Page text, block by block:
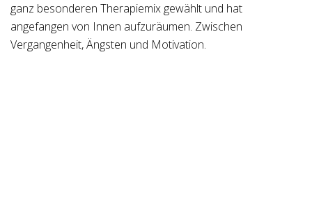
ganz besonderen Therapiemix gewählt und hat
angefangen von Innen aufzuräumen. Zwischen
Vergangenheit, Ängsten und Motivation.